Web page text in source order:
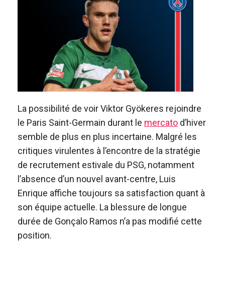
La possibilité de voir Viktor Gyökeres rejoindre
le Paris Saint-Germain durant le mercato d’hiver
semble de plus en plus incertaine. Malgré les
critiques virulentes à l’encontre de la stratégie
de recrutement estivale du PSG, notamment
l’absence d’un nouvel avant-centre, Luis
Enrique affiche toujours sa satisfaction quant à
son équipe actuelle. La blessure de longue
durée de Gonçalo Ramos n’a pas modifié cette
position.